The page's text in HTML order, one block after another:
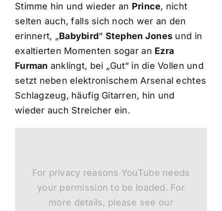
Stimme hin und wieder an Prince, nicht
selten auch, falls sich noch wer an den
erinnert, „Babybird“ Stephen Jones und in
exaltierten Momenten sogar an Ezra
Furman anklingt, bei „Gut“ in die Vollen und
setzt neben elektronischem Arsenal echtes
Schlagzeug, häufig Gitarren, hin und
wieder auch Streicher ein.
For privacy reasons YouTube needs
your permission to be loaded. For
more details, please see our